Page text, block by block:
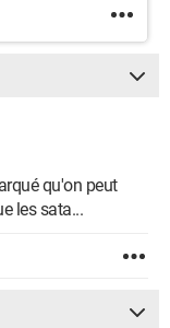
qu'on peut
les sata...